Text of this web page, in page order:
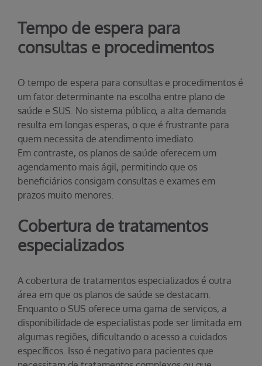
Tempo de espera para
consultas e procedimentos
O tempo de espera para consultas e procedimentos é
um fator determinante na escolha entre plano de
saúde e SUS. No sistema público, a alta demanda
resulta em longas esperas, o que é frustrante para
quem necessita de atendimento imediato.
Em contraste, os planos de saúde oferecem um
agendamento mais ágil, permitindo que os
beneficiários consigam consultas e exames em
prazos muito menores.
Cobertura de tratamentos
especializados
A cobertura de tratamentos especializados é outra
área em que os planos de saúde se destacam.
Enquanto o SUS oferece uma gama de serviços, a
disponibilidade de especialistas pode ser limitada em
algumas regiões, dificultando o acesso a cuidados
específicos. Isso é negativo para pacientes que